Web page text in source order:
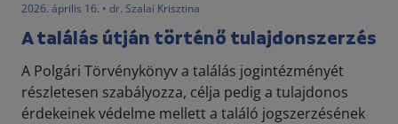
2026. április 16. • dr. Szalai Krisztina
A találás útján történő tulajdonszerzés
A Polgári Törvénykönyv a találás jogintézményét
részletesen szabályozza, célja pedig a tulajdonos
érdekeinek védelme mellett a találó jogszerzésének